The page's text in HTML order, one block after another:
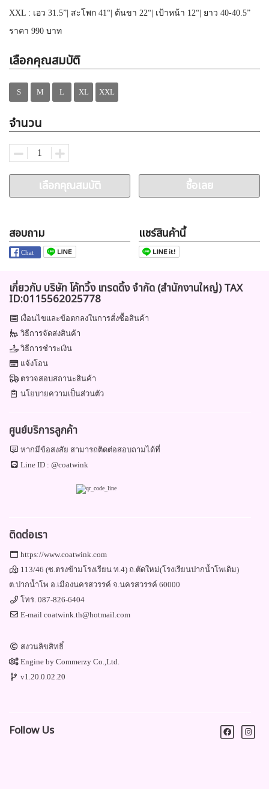
XXL : เอว 31.5”| สะโพก 41“| ต้นขา 22“| เป้าหน้า 12“| ยาว 40-40.5”
ราคา 990 บาท
เลือกคุณสมบัติ
S M L XL XXL
จำนวน
เลือกคุณสมบัติ ซื้อเลย
สอบถาม แชร์สินค้านี้
เกี่ยวกับ บริษัท โค้ทวิ้ง เทรดดิ้ง จำกัด (สำนักงานใหญ่) TAX
ID:0115562025778
เงื่อนไขและข้อตกลงในการสั่งซื้อสินค้า
วิธีการจัดส่งสินค้า
วิธีการชำระเงิน
แจ้งโอน
ตรวจสอบสถานะสินค้า
นโยบายความเป็นส่วนตัว
ศูนย์บริการลูกค้า
หากมีข้อสงสัย สามารถติดต่อสอบถามได้ที่
Line ID :@coatwink
ติดต่อเรา
https://www.coatwink.com
113/46 (ซ.ตรงข้ามโรงเรียน ท.4) ถ.ตัดใหม่(โรงเรียนปากน้ำโพเดิม)
ต.ปากน้ำโพ อ.เมืองนครสวรรค์ จ.นครสวรรค์ 60000
โทร.087-826-6404
E-mailcoatwink.th@hotmail.com
สงวนลิขสิทธิ์
Engine byCommerzy Co.,Ltd.
v1.20.0.02.20
Follow Us